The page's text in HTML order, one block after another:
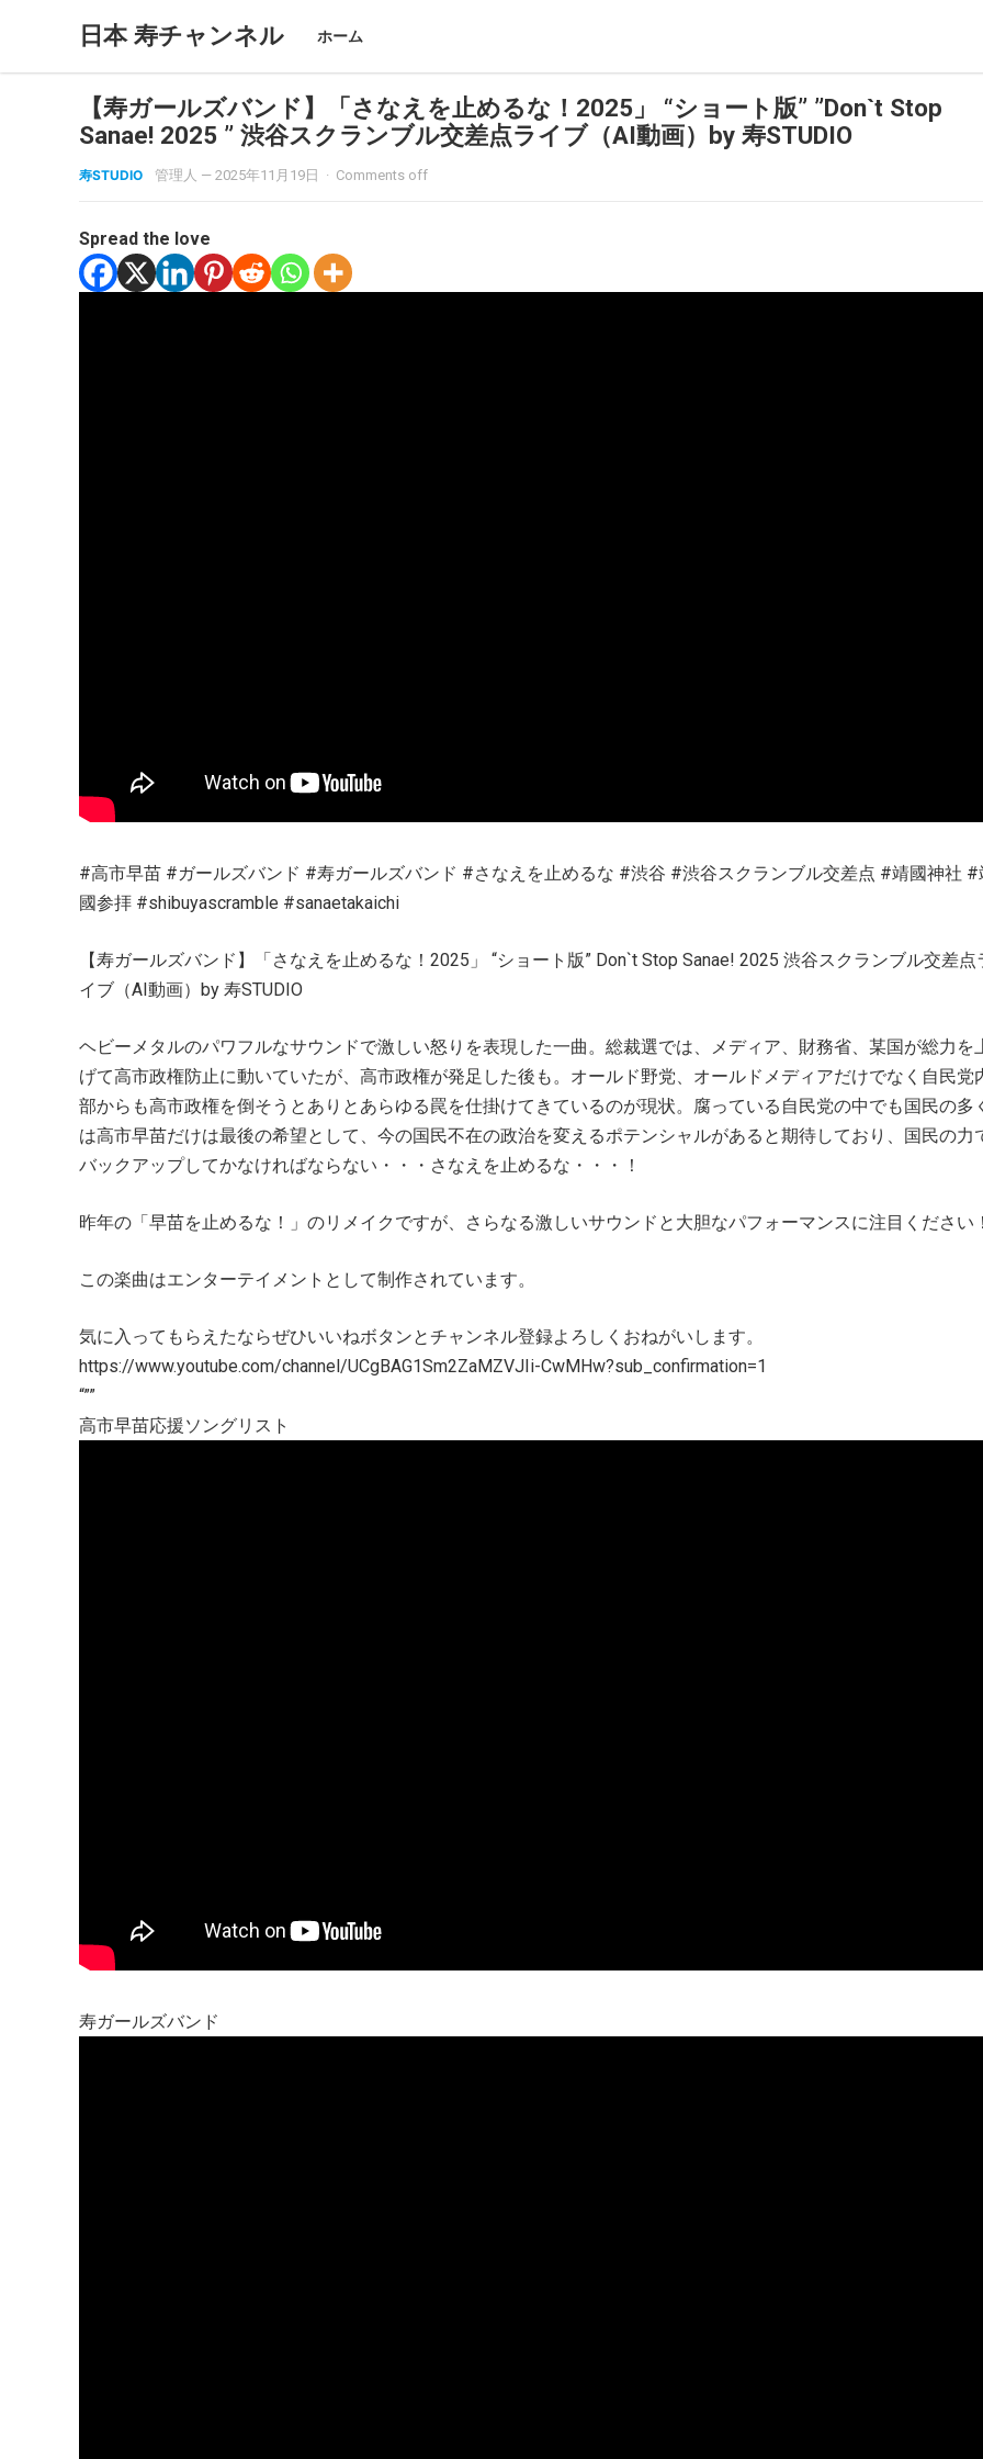
日本 寿チャンネル ホーム
【寿ガールズバンド】「さなえを止めるな！2025」 “ショート版” ”Don​`​t Stop
Sanae! 2025 ” 渋谷スクランブル交差点ライブ（AI動画）by 寿STUDIO
寿STUDIO 管理人 — 2025年11月19日 · Comments off
Spread the love
#高市早苗 #ガールズバンド #寿ガールズバンド #さなえを止めるな #渋谷 #渋谷スクランブル交差点 #靖國神社 #
國参拝 #shibuyascramble #sanaetakaichi
【寿ガールズバンド】「さなえを止めるな！2025」 “ショート版” Don​`​t Stop Sanae! 2025 渋谷スクランブル交差点
イブ（AI動画）by 寿STUDIO
ヘビーメタルのパワフルなサウンドで激しい怒りを表現した一曲。総裁選では、メディア、財務省、某国が総力を
げて高市政権防止に動いていたが、高市政権が発足した後も。オールド野党、オールドメディアだけでなく自民党
部からも高市政権を倒そうとありとあらゆる罠を仕掛けてきているのが現状。腐っている自民党の中でも国民の多
は高市早苗だけは最後の希望として、今の国民不在の政治を変えるポテンシャルがあると期待しており、国民の力
バックアップしてかなければならない・・・さなえを止めるな・・・！
昨年の「早苗を止めるな！」のリメイクですが、さらなる激しいサウンドと大胆なパフォーマンスに注目ください！
この楽曲はエンターテイメントとして制作されています。
気に入ってもらえたならぜひいいねボタンとチャンネル登録よろしくおねがいします。
https://www.youtube.com/channel/UCgBAG1Sm2ZaMZVJIi-CwMHw?sub_confirmation=1
“””
高市早苗応援ソングリスト
寿ガールズバンド